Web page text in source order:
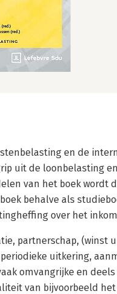
en de
uit de loonbelasting
van het boek wordt
behalve als
over het
partnerschap, (winst
uitkering,
omvangrijke en
van bijvoorbeeld